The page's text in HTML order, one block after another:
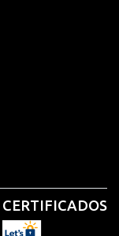
CERTIFICADOS